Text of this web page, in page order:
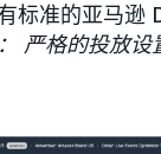
标准的亚马逊
严格的投放设